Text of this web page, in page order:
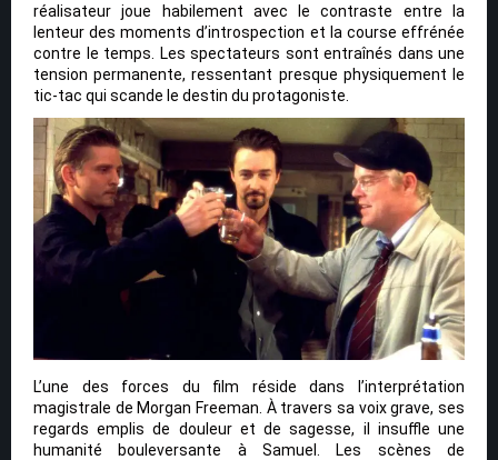
réalisateur joue habilement avec le contraste entre la
lenteur des moments d’introspection et la course effrénée
contre le temps. Les spectateurs sont entraînés dans une
tension permanente, ressentant presque physiquement le
tic-tac qui scande le destin du protagoniste.
L’une des forces du film réside dans l’interprétation
magistrale de Morgan Freeman. À travers sa voix grave, ses
regards emplis de douleur et de sagesse, il insuffle une
humanité bouleversante à Samuel. Les scènes de